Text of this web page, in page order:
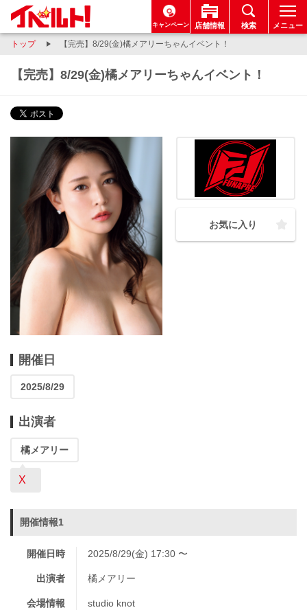
キャンペーン 店舗情報 検索 メニュー
トップ 【完売】8/29(金)橘メアリーちゃんイベント！
【完売】8/29(金)橘メアリーちゃんイベント！
お気に入り
開催日
2025/8/29
出演者
橘メアリー
X
開催情報1
開催日時 2025/8/29(金) 17:30 〜
出演者 橘メアリー
会場情報 studio knot